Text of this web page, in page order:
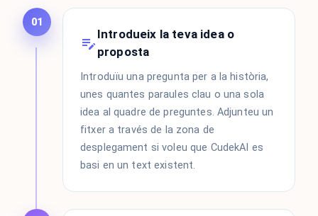
01
Introdueix la teva idea o
proposta
Introduïu una pregunta per a la història,
unes quantes paraules clau o una sola
idea al quadre de preguntes. Adjunteu un
fitxer a través de la zona de
desplegament si voleu que CudekAI es
basi en un text existent.